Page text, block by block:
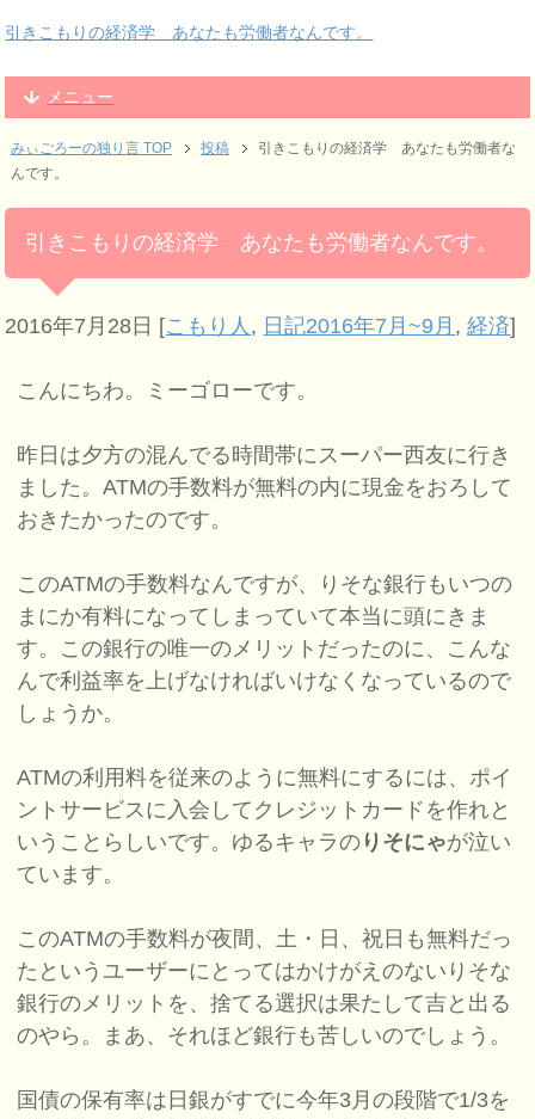
引きこもりの経済学 あなたも労働者なんです。
メニュー
みぃごろーの独り言 TOP 投稿
引きこもりの経済学 あなたも労働者な
んです。
引きこもりの経済学 あなたも労働者なんです。
2016年7月28日 [こもり人 , 日記2016年7月~9月 ,経済]
こんにちわ。ミーゴローです。
昨日は夕方の混んでる時間帯にスーパー西友に行き
ました。ATMの手数料が無料の内に現金をおろして
おきたかったのです。
このATMの手数料なんですが、りそな銀行もいつの
まにか有料になってしまっていて本当に頭にきま
す。この銀行の唯一のメリットだったのに、こんな
んで利益率を上げなければいけなくなっているので
しょうか。
ATMの利用料を従来のように無料にするには、ポイ
ントサービスに入会してクレジットカードを作れと
いうことらしいです。ゆるキャラの りそにゃが泣い
ています。
このATMの手数料が夜間、土・日、祝日も無料だっ
たというユーザーにとってはかけがえのないりそな
銀行のメリットを、捨てる選択は果たして吉と出る
のやら。まあ、それほど銀行も苦しいのでしょう。
国債の保有率は日銀がすでに今年3月の段階で1/3を